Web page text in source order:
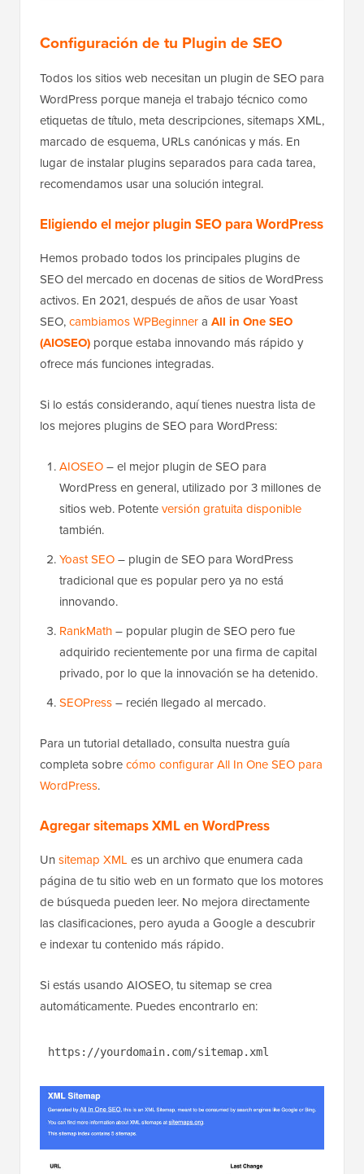
Configuración de tu Plugin de SEO
Todos los sitios web necesitan un plugin de SEO para
WordPress porque maneja el trabajo técnico como
etiquetas de título, meta descripciones, sitemaps XML,
marcado de esquema, URLs canónicas y más. En
lugar de instalar plugins separados para cada tarea,
recomendamos usar una solución integral.
Eligiendo el mejor plugin SEO para WordPress
Hemos probado todos los principales plugins de
SEO del mercado en docenas de sitios de WordPress
activos. En 2021, después de años de usar Yoast
SEO,cambiamos WPBeginnera All in One SEO
(AIOSEO) porque estaba innovando más rápido y
ofrece más funciones integradas.
Si lo estás considerando, aquí tienes nuestra lista de
los mejores plugins de SEO para WordPress:
AIOSEO– el mejor plugin de SEO para
WordPress en general, utilizado por 3 millones de
sitios web. Potenteversión gratuita disponible
también.
Yoast SEO– plugin de SEO para WordPress
tradicional que es popular pero ya no está
innovando.
RankMath– popular plugin de SEO pero fue
adquirido recientemente por una firma de capital
privado, por lo que la innovación se ha detenido.
SEOPress– recién llegado al mercado.
Para un tutorial detallado, consulta nuestra guía
completa sobrecómo configurar All In One SEO para
WordPress.
Agregar sitemaps XML en WordPress
Un sitemap XML es un archivo que enumera cada
página de tu sitio web en un formato que los motores
de búsqueda pueden leer. No mejora directamente
las clasificaciones, pero ayuda a Google a descubrir
e indexar tu contenido más rápido.
Si estás usando AIOSEO, tu sitemap se crea
automáticamente. Puedes encontrarlo en:
https://yourdomain.com/sitemap.xml